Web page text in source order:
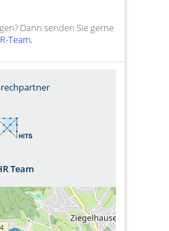
Dann senden Sie gerne
Team.
Team